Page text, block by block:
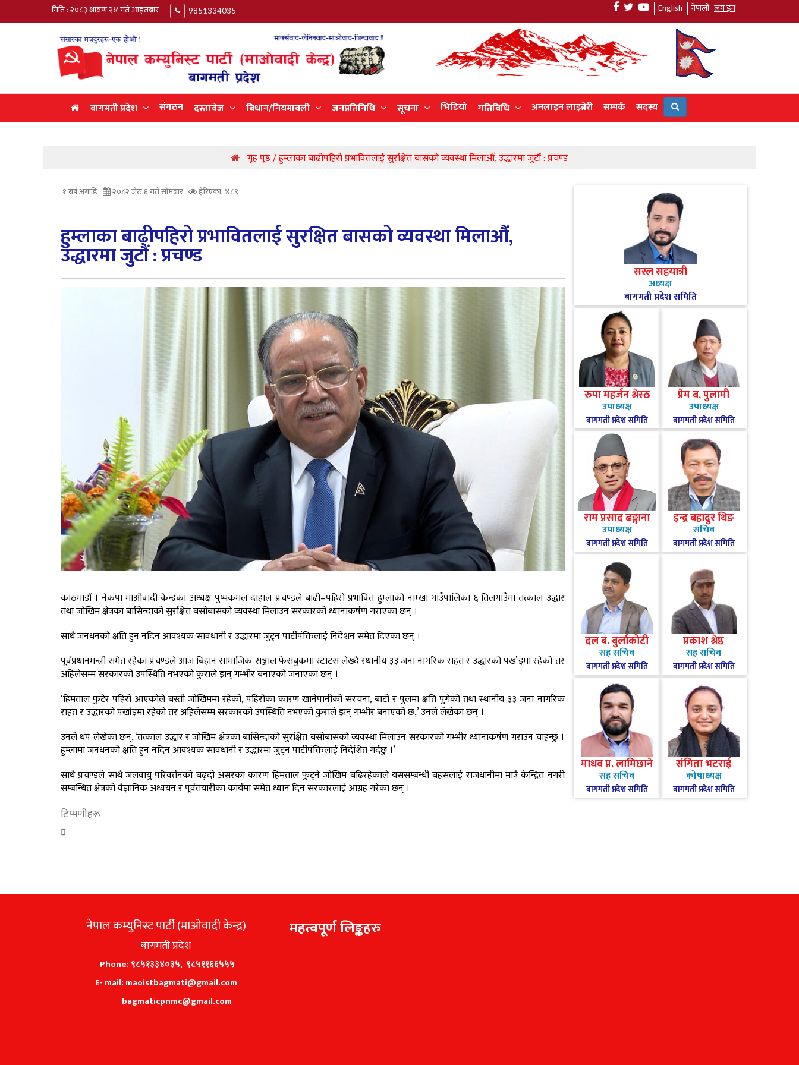
मिति : २०८३ श्रावण २४ गते आइतबार 9851334035 English नेपाली लग इन
बागमती प्रदेश संगठन दस्तावेज बिधान/नियमावली जनप्रतिनिधि सूचना भिडियो गतिबिधि अनलाइन लाइब्रेरी सम्पर्क सदस्य
गृह पृष्ठ / हुम्लाका बाढीपहिरो प्रभावितलाई सुरक्षित बासको व्यवस्था मिलाऔं, उद्धारमा जुटौं : प्रचण्ड
१ बर्ष अगाडि २०८२ जेठ ६ गते सोमबार हेरिएका: ४८९
हुम्लाका बाढीपहिरो प्रभावितलाई सुरक्षित बासको व्यवस्था मिलाऔं,
उद्धारमा जुटौं : प्रचण्ड
काठमाडौं । नेकपा माओवादी केन्द्रका अध्यक्ष पुष्पकमल दाहाल प्रचण्डले बाढी–पहिरो प्रभावित हुम्लाको नाम्खा गाउँपालिका ६ तिलगाउँमा तत्काल उद्धार
तथा जोखिम क्षेत्रका बासिन्दाको सुरक्षित बसोबासको व्यवस्था मिलाउन सरकारको ध्यानाकर्षण गराएका छन् ।
साथै जनधनको क्षति हुन नदिन आवश्यक सावधानी र उद्धारमा जुट्न पार्टीपंक्तिलाई निर्देशन समेत दिएका छन् ।
पूर्वप्रधानमन्त्री समेत रहेका प्रचण्डले आज बिहान सामाजिक सञ्जाल फेसबुकमा स्टाटस लेख्दै स्थानीय ३३ जना नागरिक राहत र उद्धारको पर्खाइमा रहेको तर
अहिलेसम्म सरकारको उपस्थिति नभएको कुराले झन् गम्भीर बनाएको जनाएका छन् ।
‘हिमताल फुटेर पहिरो आएकोले बस्ती जोखिममा रहेको, पहिरोका कारण खानेपानीको संरचना, बाटो र पुलमा क्षति पुगेको तथा स्थानीय ३३ जना नागरिक
राहत र उद्धारको पर्खाइमा रहेको तर अहिलेसम्म सरकारको उपस्थिति नभएको कुराले झन् गम्भीर बनाएको छ,’ उनले लेखेका छन् ।
उनले थप लेखेका छन्, ‘तत्काल उद्धार र जोखिम क्षेत्रका बासिन्दाको सुरक्षित बसोबासको व्यवस्था मिलाउन सरकारको गम्भीर ध्यानाकर्षण गराउन चाहन्छु ।
हुम्लामा जनधनको क्षति हुन नदिन आवश्यक सावधानी र उद्धारमा जुट्न पार्टीपंक्तिलाई निर्देशित गर्दछु ।’
साथै प्रचण्डले साथै जलवायु परिवर्तनको बढ्दो असरका कारण हिमताल फुट्ने जोखिम बढिरहेकाले यससम्बन्धी बहसलाई राजधानीमा मात्रै केन्द्रित नगरी
सम्बन्धित क्षेत्रको वैज्ञानिक अध्ययन र पूर्वतयारीका कार्यमा समेत ध्यान दिन सरकारलाई आग्रह गरेका छन् ।
टिप्पणीहरू
सरल सहयात्री
अध्यक्ष
बागमती प्रदेश समिति
रुपा महर्जन श्रेस्ठ
उपाध्यक्ष
बागमती प्रदेश समिति
प्रेम ब. पुलामी
उपाध्यक्ष
बागमती प्रदेश समिति
राम प्रसाद ढङ्गाना
उपाध्यक्ष
बागमती प्रदेश समिति
इन्द्र बहादुर थिङ
सचिव
बागमती प्रदेश समिति
दल ब. बुर्लाकोटी
सह सचिव
बागमती प्रदेश समिति
प्रकाश श्रेष्ठ
सह सचिव
बागमती प्रदेश समिति
माधव प्र. लामिछाने
सह सचिव
बागमती प्रदेश समिति
संगिता भटराई
कोषाध्यक्ष
बागमती प्रदेश समिति
नेपाल कम्युनिस्ट पार्टी (माओवादी केन्द्र)
बागमती प्रदेश
Phone: ९८५१३३४०३५, ९८५११६६५५५
E- mail: maoistbagmati@gmail.com
bagmaticpnmc@gmail.com
महत्वपूर्ण लिङ्कहरु